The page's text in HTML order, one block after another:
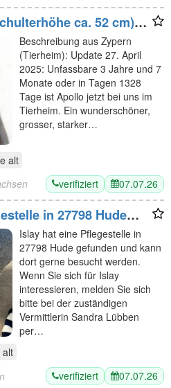
ca. 52 cm)
Beschreibung aus Zypern
(Tierheim): Update 27. April
2025: Unfassbare 3 Jahre und 7
Monate oder in Tagen 1328
Tage ist Apollo jetzt bei uns im
Tierheim. Ein wunderschöner,
grosser, starker…
alt
verifiziert 07.07.26
in 27798 Hude
Islay hat eine Pflegestelle in
27798 Hude gefunden und kann
dort gerne besucht werden.
Wenn Sie sich für Islay
interessieren, melden Sie sich
bitte bei der zuständigen
Vermittlerin Sandra Lübben
per…
alt
verifiziert 07.07.26